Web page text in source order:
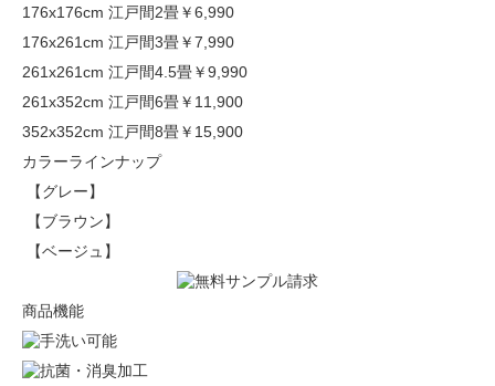
176x176cm 江戸間2畳￥6,990
176x261cm 江戸間3畳￥7,990
261x261cm 江戸間4.5畳￥9,990
261x352cm 江戸間6畳￥11,900
352x352cm 江戸間8畳￥15,900
カラーラインナップ
【グレー】
【ブラウン】
【ベージュ】
商品機能